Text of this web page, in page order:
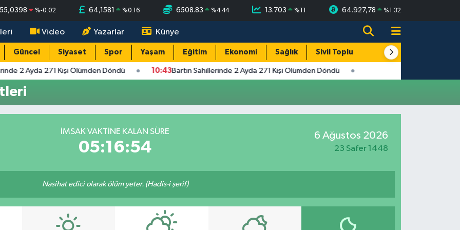
55,0398 %-0.02 64,1581 %0.16 6508.83 %4.44 13.703 %11 64.927,78 %1.32
Video Yazarlar Künye
Güncel Siyaset Spor Yaşam Eğitim Ekonomi Sağlık Sivil Toplum Turizm
2 Ayda 271 Kişi Ölümden Döndü 10:43Bartın Sahillerinde 2 Ayda 271 Kişi Ölümden Döndü
İMSAK VAKTINE KALAN SÜRE
05:16:54
6 Ağustos 2026
23 Safer 1448
Nasihat edici olarak ölüm yeter. (Hadis-i şerif)